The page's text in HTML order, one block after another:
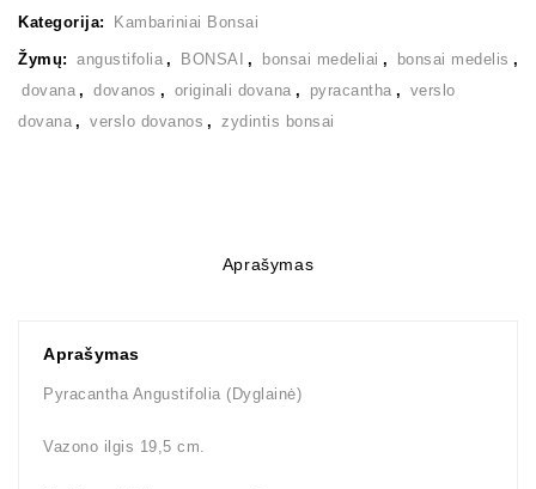
Kategorija: Kambariniai Bonsai
Žymų: angustifolia , BONSAI , bonsai medeliai , bonsai medelis ,
dovana , dovanos , originali dovana , pyracantha , verslo
dovana , verslo dovanos , zydintis bonsai
Aprašymas
Aprašymas
Pyracantha Angustifolia (Dyglainė)
Vazono ilgis 19,5 cm.